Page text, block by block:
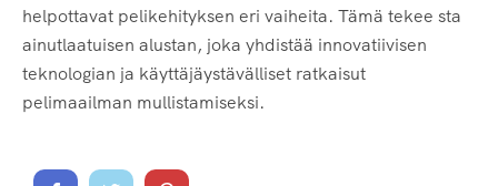
helpottavat pelikehityksen eri vaiheita. Tämä tekee sta
ainutlaatuisen alustan, joka yhdistää innovatiivisen
teknologian ja käyttäjäystävälliset ratkaisut
pelimaailman mullistamiseksi.